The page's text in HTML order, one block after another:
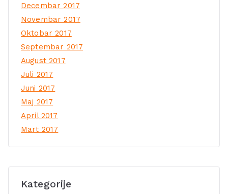
Decembar 2017
Novembar 2017
Oktobar 2017
Septembar 2017
August 2017
Juli 2017
Juni 2017
Maj 2017
April 2017
Mart 2017
Kategorije